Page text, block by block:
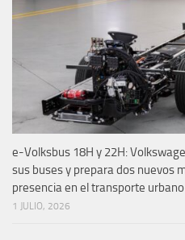
e-Volksbus 18H y 22H:
sus buses y prepara dos nuevos
presencia en el transporte urbano
1 JULIO, 2026